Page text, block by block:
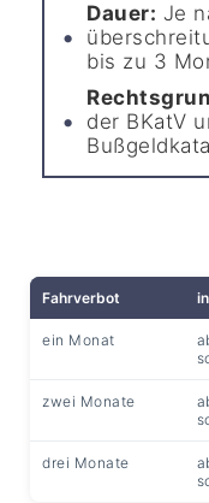
Dauer: Je
bis zu 3
der BKatV
Fahrverbot
ein Monat
zwei Monate
drei Monate